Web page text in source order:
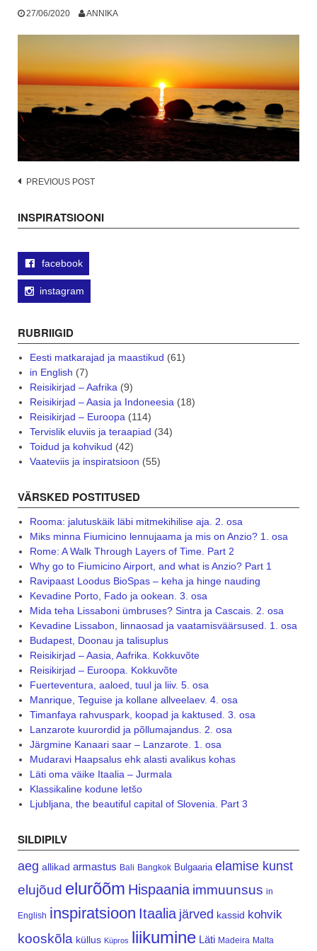
27/06/2020 ANNIKA
Post
PREVIOUS POST
INSPIRATSIOONI
facebook
instagram
RUBRIIGID
Eesti matkarajad ja maastikud (61)
in English (7)
Reisikirjad – Aafrika (9)
Reisikirjad – Aasia ja Indoneesia (18)
Reisikirjad – Euroopa (114)
Tervislik eluviis ja teraapiad (34)
Toidud ja kohvikud (42)
Vaateviis ja inspiratsioon (55)
VÄRSKED POSTITUSED
Rooma: jalutuskäik läbi mitmekihilise aja. 2. osa
Miks minna Fiumicino lennujaama ja mis on Anzio? 1. osa
Rome: A Walk Through Layers of Time. Part 2
Why go to Fiumicino Airport, and what is Anzio? Part 1
Ravipaast Loodus BioSpas – keha ja hinge nauding
Kevadine Porto, Fado ja ookean. 3. osa
Mida teha Lissaboni ümbruses? Sintra ja Cascais. 2. osa
Kevadine Lissabon, linnaosad ja vaatamisväärsused. 1. osa
Budapest, Doonau ja talisuplus
Reisikirjad – Aasia, Aafrika. Kokkuvõte
Reisikirjad – Euroopa. Kokkuvõte
Fuerteventura, aaloed, tuul ja liiv. 5. osa
Manrique, Teguise ja kollane allveelaev. 4. osa
Timanfaya rahvuspark, koopad ja kaktused. 3. osa
Lanzarote kuurordid ja põllumajandus. 2. osa
Järgmine Kanaari saar – Lanzarote. 1. osa
Mudaravi Haapsalus ehk alasti avalikus kohas
Läti oma väike Itaalia – Jurmala
Klassikaline kodune letšo
Ljubljana, the beautiful capital of Slovenia. Part 3
SILDIPILV
aeg allikad armastus Bali Bangkok Bulgaaria elamise kunst
elujõud elurõõm Hispaania immuunsus in
English inspiratsioon Itaalia järved kassid kohvik
kooskõla küllus Küpros liikumine Läti Madeira Malta